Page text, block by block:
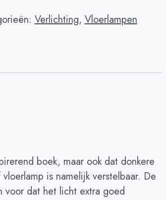
Verlichting, Vloerlampen
boek, maar ook dat donkere
is namelijk verstelbaar. De
voor dat het licht extra goed